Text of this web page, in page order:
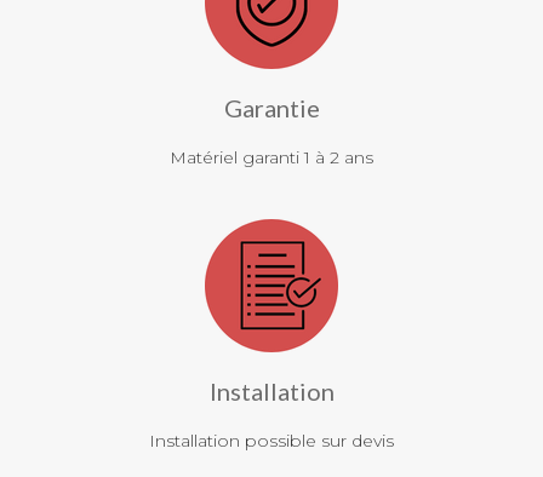
Garantie
Matériel garanti 1 à 2 ans
Installation
Installation possible sur devis